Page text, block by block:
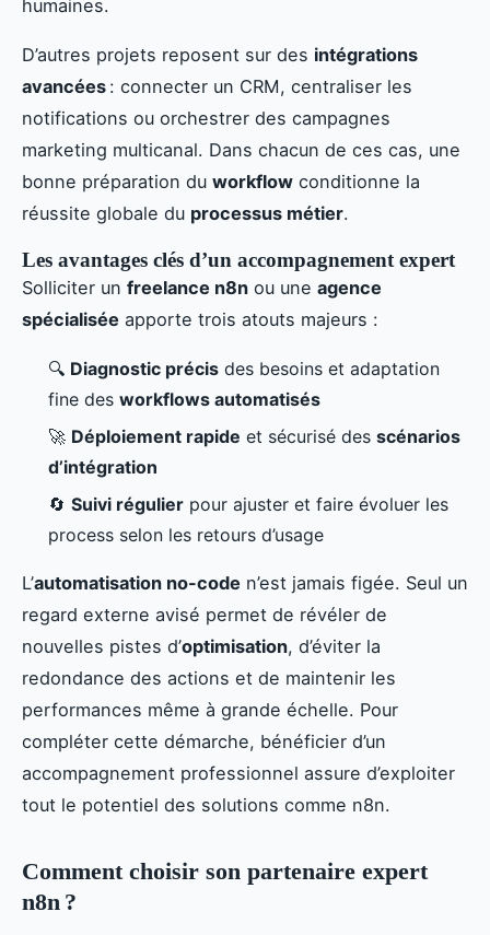
humaines.
D’autres projets reposent sur des intégrations
avancées : connecter un CRM, centraliser les
notifications ou orchestrer des campagnes
marketing multicanal. Dans chacun de ces cas, une
bonne préparation du workflow conditionne la
réussite globale du processus métier.
Les avantages clés d’un accompagnement expert
Solliciter un freelance n8n ou une agence
spécialisée apporte trois atouts majeurs :
🔍 Diagnostic précis des besoins et adaptation
fine des workflows automatisés
🚀 Déploiement rapide et sécurisé des scénarios
d’intégration
🔄 Suivi régulier pour ajuster et faire évoluer les
process selon les retours d’usage
L’automatisation no-code n’est jamais figée. Seul un
regard externe avisé permet de révéler de
nouvelles pistes d’optimisation, d’éviter la
redondance des actions et de maintenir les
performances même à grande échelle. Pour
compléter cette démarche, bénéficier d’un
accompagnement professionnel assure d’exploiter
tout le potentiel des solutions comme n8n.
Comment choisir son partenaire expert
n8n ?